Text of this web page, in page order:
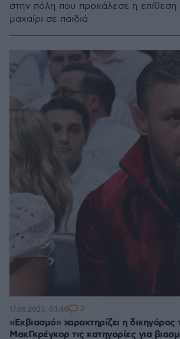
στην πόλη που προκάλεσε η
μαχαίρι σε παιδιά
«Εκβιασμό» χαρακτηρίζει η δικηγόρος
ΜακΓκρέγκορ τις κατηγορίες για
17.06.2023, 03:40 2